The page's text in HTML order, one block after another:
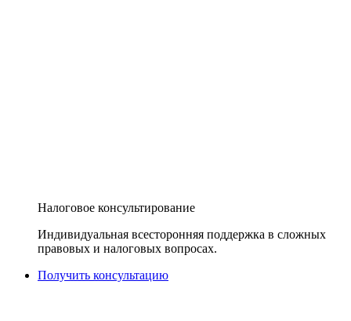
Налоговое консультирование
Индивидуальная всесторонняя поддержка в сложных
правовых и налоговых вопросах.
Получить консультацию